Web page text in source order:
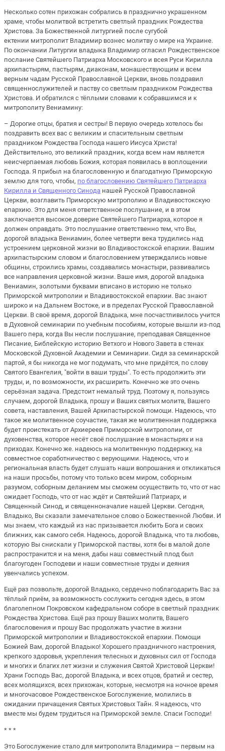
Несколько сотен прихожан собрались в празднично украшенном
храме, чтобы молитвой встретить светлый праздник Рождества
Христова. За Божественной литургией после сугубой
ектении митрополит Владимир вознес молитву о мире на Украине.
По окончании Литургии владыка Владимир огласил Рождественское
послание Святейшего Патриарха Московского и всея Руси Кирилла
архипастырям, пастырям, диаконам, монашествующим и всем
верным чадам Русской Православной Церкви, вновь поздравил
священнослужителей и паству со светлым праздником Рождества
Христова. И обратился с тёплыми словами к собравшимся и к
митрополиту Вениамину:
– Дорогие отцы, братия и сестры! В первую очередь хотелось бы
поздравить всех вас с великим и спасительным светлым
праздником Рождества Господа нашего Иисуса Христа!
Действительно, это великий праздник, когда всем нам является
неисчерпаемая любовь Божия, которая появилась в воплощении
Господа. Я прибыл на благословенную и благодатную Приморскую
землю для того, чтобы, по благословению Святейшего Патриарха
Кирилла и Священного Синода нашей Русской Православной
Церкви, возглавить Приморскую митрополию и Владивостокскую
епархию. Это для меня ответственное послушание, и в этом
заключается высокое доверие Святейшего Патриарха, которое я
должен оправдать. Это послушание ответственно тем, что Вы,
дорогой владыка Вениамин, более четверти века трудились над
устроением церковной жизни во Владивостокской епархии. Вашим
архипастырским словом и благословением утверждались новые
общины, строились храмы, создавались монастыри, развивались
все направления церковной жизни. Ваше имя, дорогой владыка
Вениамин, золотыми буквами вписано в историю не только
Приморской митрополии и Владивостокской епархии. Вас знают
широко и на Дальнем Востоке, и в пределах Русской Православной
Церкви. В своё время, дорогой Владыка, мне посчастливилось учится
в Духовной семинарии по учебным пособиям, которые вышли из-под
Вашего пера, когда Вы несли послушание, преподавая Священное
Писание, Библейскую историю Ветхого и Нового Завета в стенах
Московской Духовной Академии и Семинарии. Сидя за семинарской
партой, я бы никогда не мог подумать, что мне придётся, по слову
Святого Евангелия, "войти в ваши труды". То есть продолжить эти
труды, и, по возможности, их расширить. Конечно же это очень
серьёзная задача. Предстоит немалый труд. Поэтому я, пользуясь
случаем, дорогой Владыка, прошу и Ваших святых молитв, Вашего
совета, наставления, Вашей Архипастырской помощи. Надеюсь, что
такое же молитвенное соучастие, такая же молитвенная поддержка
будет проистекать от Архиереев Приморской митрополии, от
духовенства, которое несёт своё послушание в монастырях и на
приходах. Конечно же. надеюсь на молитвенную поддержку, на
совместное соработничество с верующими. Надеюсь, что и
региональная власть будет слушать наши вопрошания и откликаться
на наши просьбы, потому что только всем миром, соборным
разумом, соборным деланием мы сможем осуществить то, что от нас
ожидает Господь, что от нас ждёт и Святейший Патриарх, и
Священный Синод, и священноначалие нашей Церкви. Сегодня,
Владыко, Вы сказали замечательное слово о Божественной Любви. И
мы знаем, что каждый из нас призывается любить Бога и своих
ближних, как самого себя. Надеюсь, дорогой Владыка, что та любовь,
которую Вы снискали у Приморской паствы, хотя бы в малой доле
распространится и на меня, дабы наш совместный плод был
благоугоден Господеви и наши совместные труды и деяния
увенчались успехом.
Ещё раз позвольте, дорогой Владыко, сердечно поблагодарить Вас за
тёплый приём, за возможность сослужить сегодня здесь, в этом
благолепном Покровском кафедральном соборе в светлый праздник
Рождества Христова. Ещё раз прошу Ваших молитв, Вашего
благословения и прошу Вас продолжать участие в жизни
Приморской митрополии и Владивостокской епархии. Помощи
Божией Вам, дорогой Владыко! Хорошего праздничного настроения,
крепкого здоровья, укрепления телесных и духовных сил от Господа
и многих и благих лет жизни и служения Святой Христовой Церкви!
Храни Господь Вас, дорогой Владыка, и всех отцов, братий и сестер,
всех молящихся, всех прихожан, которые, несмотря на ночное время
и многочасовое Рождественское Богослужение, молились в
ожидании причащения Святых Христовых Тайн. Я надеюсь, что
вместе мы будем трудиться на Приморской земле. Спаси Господи!
* * *
Это Богослужение стало для митрополита Владимира — первым на